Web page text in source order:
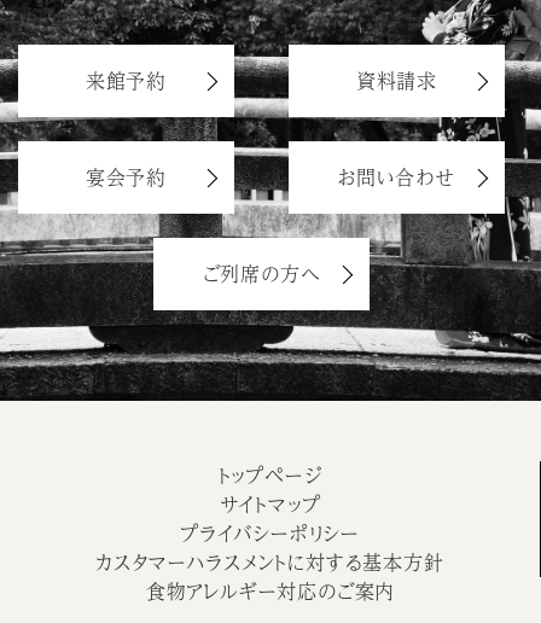
来館予約 資料請求
宴会予約 お問い合わせ
ご列席の方へ
トップページ
サイトマップ
プライバシーポリシー
カスタマーハラスメントに対する基本方針
食物アレルギー対応のご案内